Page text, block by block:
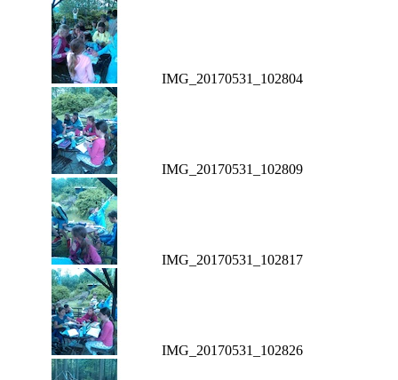
IMG_20170531_102804
IMG_20170531_102809
IMG_20170531_102817
IMG_20170531_102826